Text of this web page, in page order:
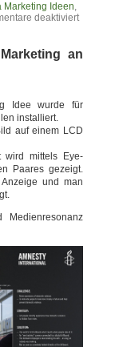
Marketing Ideen,
deaktiviert
an
Idee wurde für
installiert.
auf einem LCD
wird mittels Eye-
Paares gezeigt.
und man